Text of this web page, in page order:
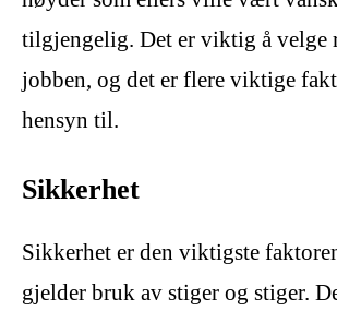
tilgjengelig. Det er viktig å
jobben, og det er flere viktige
hensyn til.
Sikkerhet
Sikkerhet er den viktigste
gjelder bruk av stiger og stiger.